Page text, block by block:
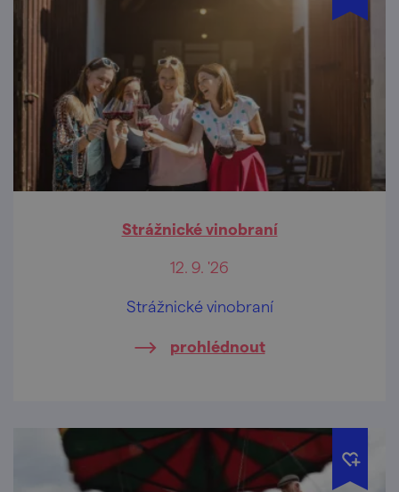
Strážnické vinobraní
12. 9. '26
Strážnické vinobraní
prohlédnout